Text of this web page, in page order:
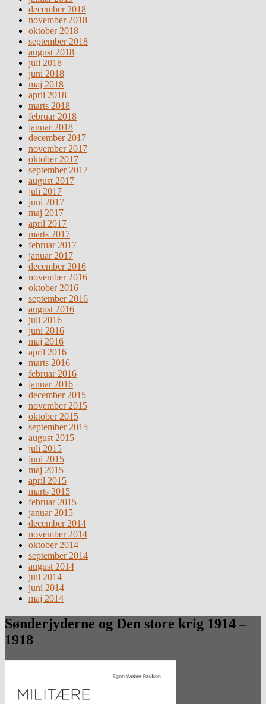
december 2018
november 2018
oktober 2018
september 2018
august 2018
juli 2018
juni 2018
maj 2018
april 2018
marts 2018
februar 2018
januar 2018
december 2017
november 2017
oktober 2017
september 2017
august 2017
juli 2017
juni 2017
maj 2017
april 2017
marts 2017
februar 2017
januar 2017
december 2016
november 2016
oktober 2016
september 2016
august 2016
juli 2016
juni 2016
maj 2016
april 2016
marts 2016
februar 2016
januar 2016
december 2015
november 2015
oktober 2015
september 2015
august 2015
juli 2015
juni 2015
maj 2015
april 2015
marts 2015
februar 2015
januar 2015
december 2014
november 2014
oktober 2014
september 2014
august 2014
juli 2014
juni 2014
maj 2014
Sønderjyderne og Den store krig 1914 –
1918